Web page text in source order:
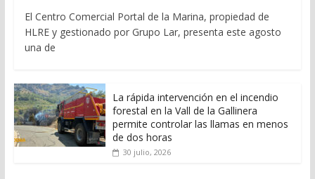
El Centro Comercial Portal de la Marina, propiedad de
HLRE y gestionado por Grupo Lar, presenta este agosto
una de
La rápida intervención en el incendio
forestal en la Vall de la Gallinera
permite controlar las llamas en menos
de dos horas
30 julio, 2026